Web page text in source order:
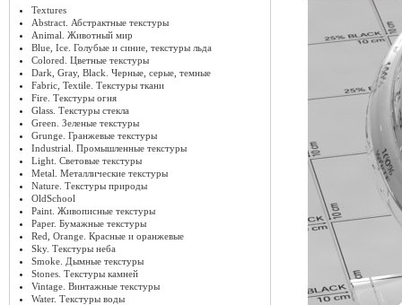
Textures
Abstract. Абстрактные текстуры
Animal. Животный мир
Blue, Ice. Голубые и синие, текстуры льда
Colored. Цветные текстуры
Dark, Gray, Black. Черные, серые, темные
Fabric, Textile. Текстуры ткани
Fire. Текстуры огня
Glass. Текстуры стекла
Green. Зеленые текстуры
Grunge. Гранжевые текстуры
Industrial. Промышленные текстуры
Light. Световые текстуры
Metal. Металлические текстуры
Nature. Текстуры природы
OldSchool
Paint. Живописные текстуры
Paper. Бумажные текстуры
Red, Orange. Красные и оранжевые
Sky. Текстуры неба
Smoke. Дымные текстуры
Stones. Текстуры камней
Vintage. Винтажные текстуры
Water. Текстуры воды